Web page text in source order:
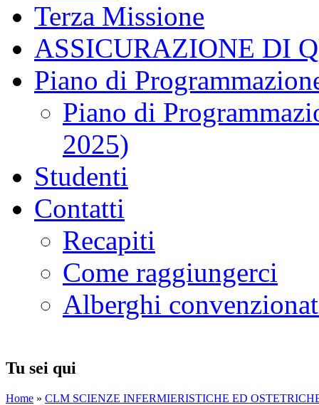
Terza Missione
ASSICURAZIONE DI
Piano di
Piano di
2025)
Studenti
Contatti
Recapiti
Come raggiungerci
Alberghi
Tu sei qui
Home » CLM SCIENZE INFERMIERISTICHE ED